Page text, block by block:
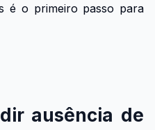
é o primeiro passo para
ausência de